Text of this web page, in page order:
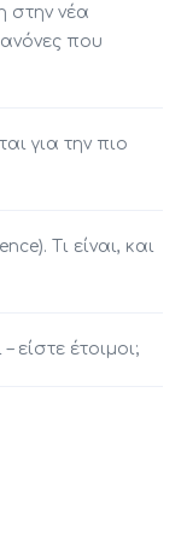
στην νέα
που
για την πιο
Τι είναι, και
είστε έτοιμοι;